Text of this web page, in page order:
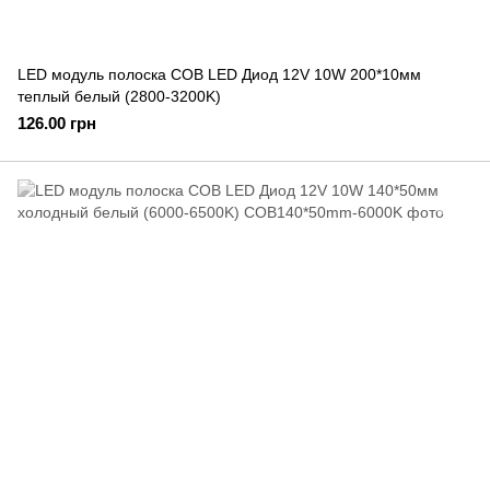
LED модуль полоска COB LED Диод 12V 10W 200*10мм
теплый белый (2800-3200K)
126.00 грн